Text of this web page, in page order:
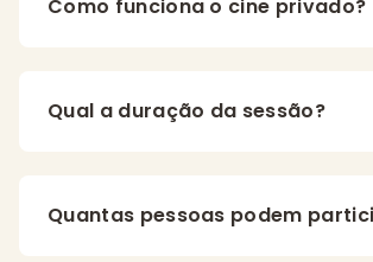
Como funciona o cine privado?
Qual a duração da sessão?
Quantas pessoas podem